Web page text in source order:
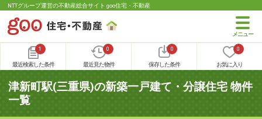
NTTグループ運営の不動産総合サイト goo住宅・不動産
1
最近検索した条件
0
最近見た物件
0
保存した条件
0
お気に入り
津新町駅(三重県)の新築一戸建て・分譲住宅 物件
一覧